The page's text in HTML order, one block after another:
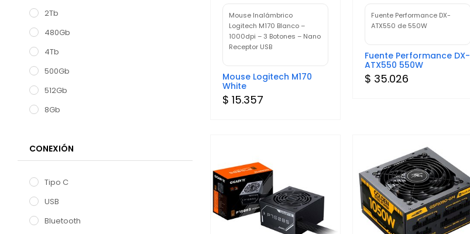
2Tb
480Gb
4Tb
500Gb
512Gb
8Gb
CONEXIÓN
Tipo C
USB
Bluetooth
Mouse Inalámbrico
Logitech M170 Blanco –
1000dpi – 3 Botones – Nano
Receptor USB
Mouse Logitech M170
White
$ 15.357
Fuente Performance DX-
ATX550 de 550W
Fuente Performance DX-
ATX550 550W
$ 35.026